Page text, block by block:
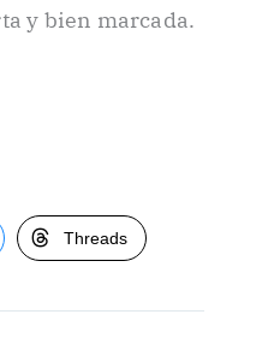
y bien marcada.
Threads